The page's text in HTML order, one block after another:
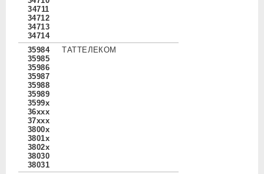
34711
34712
34713
34714
35984
35985
35986
35987
35988
35989
3599x
36xxx
37xxx
3800x
3801x
3802x
38030
38031
ТАТТЕЛЕКОМ